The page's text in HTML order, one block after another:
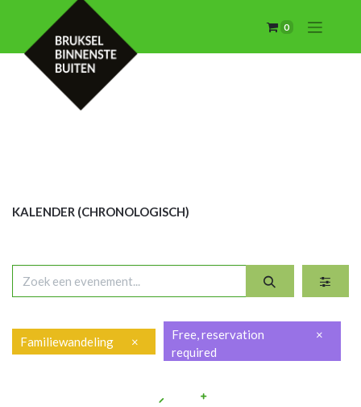
0
KALENDER (CHRONOLOGISCH)
Familiewandeling ×
Free, reservation
required
×